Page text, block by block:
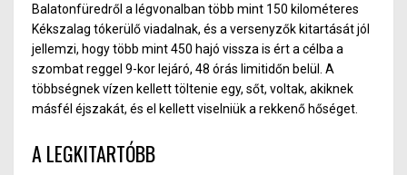
Balatonfüredről a légvonalban több mint 150 kilométeres
Kékszalag tókerülő viadalnak, és a versenyzők kitartását jól
jellemzi, hogy több mint 450 hajó vissza is ért a célba a
szombat reggel 9-kor lejáró, 48 órás limitidőn belül. A
többségnek vízen kellett töltenie egy, sőt, voltak, akiknek
másfél éjszakát, és el kellett viselniük a rekkenő hőséget.
A LEGKITARTÓBB